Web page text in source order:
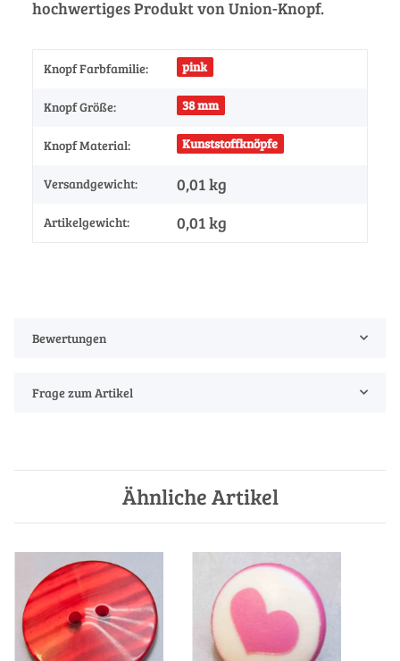
hochwertiges Produkt von Union-Knopf.
Knopf Farbfamilie: pink
Knopf Größe: 38 mm
Knopf Material: Kunststoffknöpfe
Versandgewicht: 0,01 kg
Artikelgewicht: 0,01kg
Bewertungen
Frage zum Artikel
Ähnliche Artikel